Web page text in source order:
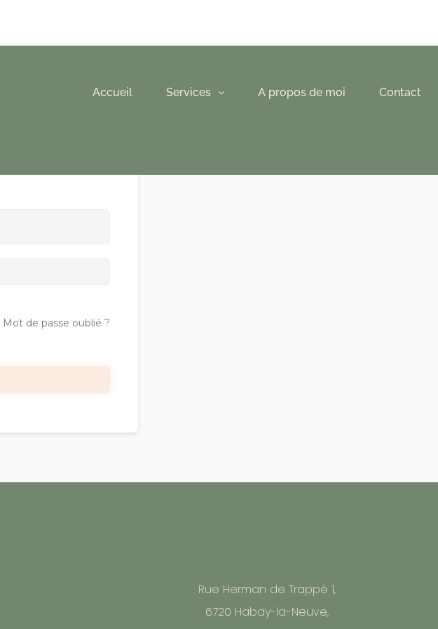
Accueil Services A propos de moi Contact
Mot de passe oublié ?
Rue Herman de Trappé 1,
6720 Habay-la-Neuve,